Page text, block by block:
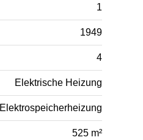
1
1949
4
Elektrische Heizung
Elektrospeicherheizung
525 m²